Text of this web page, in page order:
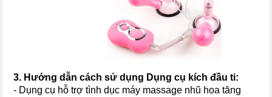
3. Hướng dẫn cách sử dụng Dụng cụ kích đầu ti:
- Dụng cụ hỗ trợ tình dục máy massage nhũ hoa tăng